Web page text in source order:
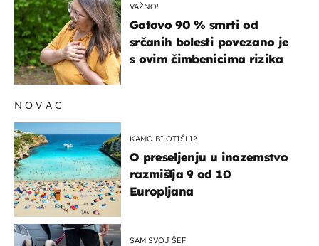
VAŽNO!
Gotovo 90 % smrti od
srčanih bolesti povezano je
s ovim čimbenicima rizika
NOVAC
KAMO BI OTIŠLI?
O preseljenju u inozemstvo
razmišlja 9 od 10
Europljana
SAM SVOJ ŠEF